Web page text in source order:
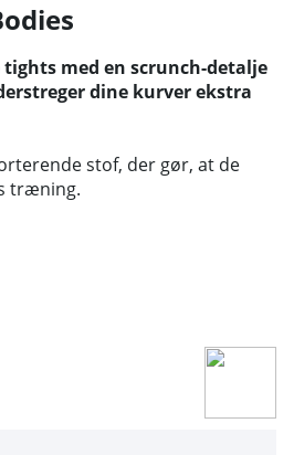
tights med en scrunch-detalje
dine kurver ekstra
stof, der gør, at de
træning.